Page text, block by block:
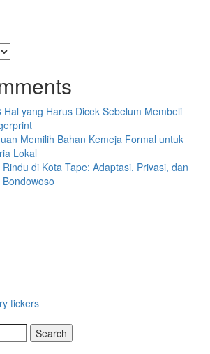
Hal yang Harus Dicek Sebelum Membeli
Memilih Bahan Kemeja Formal untuk
Lokal
di Kota Tape: Adaptasi, Privasi, dan